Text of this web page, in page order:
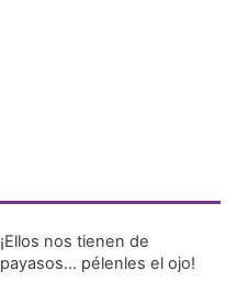
¡Ellos nos tienen de
payasos… pélenles el ojo!